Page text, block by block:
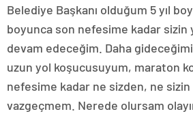
Belediye Başkanı olduğum 5 yıl
boyunca son nefesime kadar sizin
devam edeceğim. Daha
uzun yol koşucusuyum, maraton
nefesime kadar ne sizden, ne
vazgeçmem. Nerede olursam